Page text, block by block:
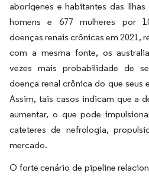
aborígenes e habitantes das
homens e 677 mulheres por
doenças renais crônicas em 2021,
com a mesma fonte, os
vezes mais probabilidade de
doença renal crônica do que seus
Assim, tais casos indicam que a
aumentar, o que pode
cateteres de nefrologia,
mercado.
O forte cenário de pipeline